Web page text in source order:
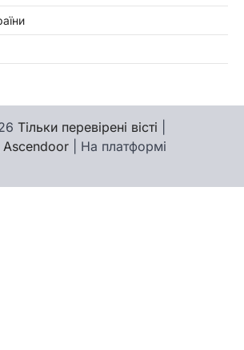
Тільки перевірені вісті
Ascendoor | На платформі